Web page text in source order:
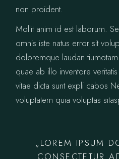
non proident.
Mollit anim id est laborum.
omnis iste natus error sit
doloremque laudan
quae ab illo inventore
vitae dicta sunt expli cabos
voluptatem quia voluptas
„LOREM IPSUM
CONSECTETUR